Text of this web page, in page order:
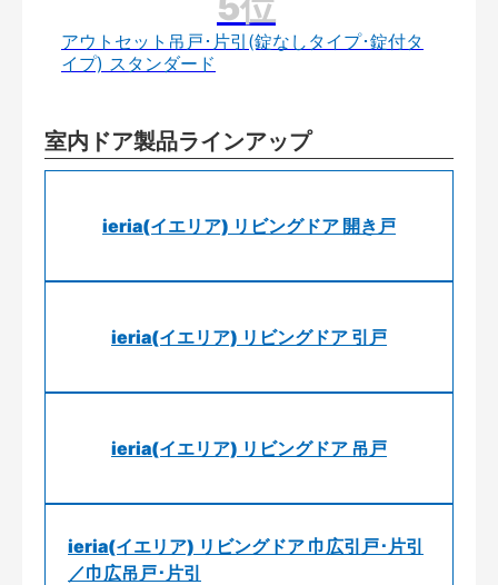
アウトセット吊戸･片引(錠なしタイプ･錠付タ
イプ) スタンダード
室内ドア製品ラインアップ
ieria(イエリア) リビングドア 開き戸
ieria(イエリア) リビングドア 引戸
ieria(イエリア) リビングドア 吊戸
ieria(イエリア) リビングドア 巾広引戸･片引
／巾広吊戸･片引